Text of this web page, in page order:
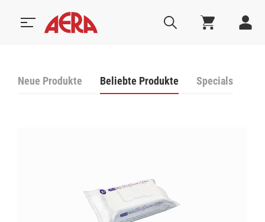
Neue Produkte Beliebte Produkte Specials